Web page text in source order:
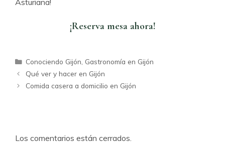
Asturiana!
¡Reserva mesa ahora!
Categorías
Conociendo Gijón Gastronomía en Gijón
Qué ver y hacer en Gijón
Comida casera a domicilio en Gijón
Los comentarios están cerrados.